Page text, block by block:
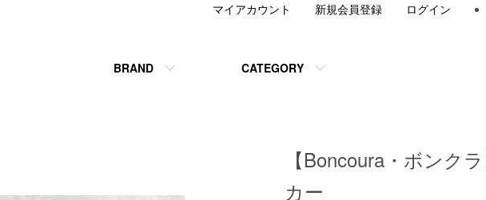
BRAND CATEGORY
マイアカウント 新規会員登録 ログイン
【Boncoura・ボンク
カー